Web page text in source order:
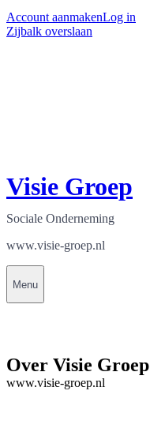
Account aanmakenLog in
Zijbalk overslaan
Visie Groep
Sociale Onderneming
www.visie-groep.nl
Menu
Over Visie Groep
www.visie-groep.nl